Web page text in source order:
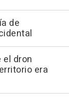
de
el dron
era